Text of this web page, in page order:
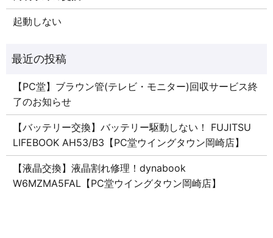
起動しない
【PC堂】ブラウン管(テレビ・モニター)回収サービス終
了のお知らせ
【バッテリー交換】バッテリー駆動しない！ FUJITSU
LIFEBOOK AH53/B3【PC堂ウイングタウン岡崎店】
【液晶交換】液晶割れ修理！dynabook
W6MZMA5FAL【PC堂ウイングタウン岡崎店】